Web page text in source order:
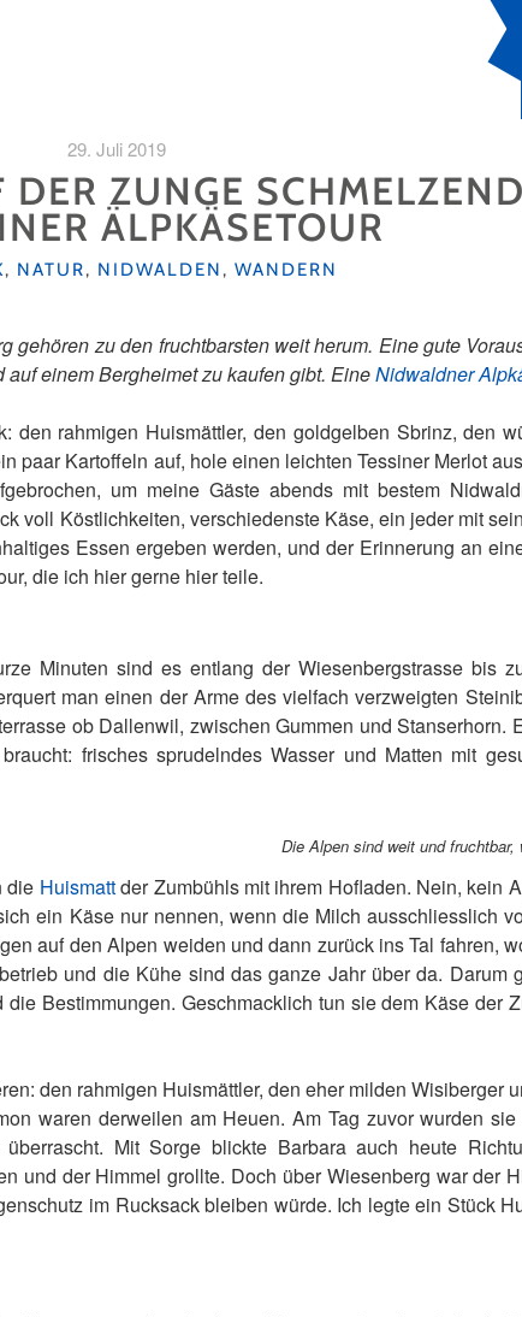
29. Juli 2019
ZUNGE
ÄLPKÄSETOUR
, NATUR, NIDWALDEN, WANDERN
zu den fruchtbarsten weit herum. Eine gute
einem Bergheimet zu kaufen gibt. EineNidwaldner
den rahmigen Huismättler, den goldgelben Sbrinz, den
paar Kartoffeln auf, hole einen leichten Tessiner Merlot
um meine Gäste abends mit bestem
voll Köstlichkeiten, verschiedenste Käse, ein jeder mit
Essen ergeben werden, und der Erinnerung an
die ich hier gerne hier teile.
Minuten sind es entlang der Wiesenbergstrasse bis
man einen der Arme des vielfach verzweigten
ob Dallenwil, zwischen Gummen und Stanserhorn.
frisches sprudelndes Wasser und Matten mit
Die Alpen sind weit und fruchtbar,
die Huismattder Zumbühls mit ihrem Hofladen. Nein, kein
ein Käse nur nennen, wenn die Milch ausschliesslich
auf den Alpen weiden und dann zurück ins Tal fahren,
und die Kühe sind das ganze Jahr über da. Darum
Bestimmungen. Geschmacklich tun sie dem Käse der
den rahmigen Huismättler, den eher milden Wisiberger
waren derweilen am Heuen. Am Tag zuvor wurden
Mit Sorge blickte Barbara auch heute
und der Himmel grollte. Doch über Wiesenberg war der
im Rucksack bleiben würde. Ich legte ein Stück